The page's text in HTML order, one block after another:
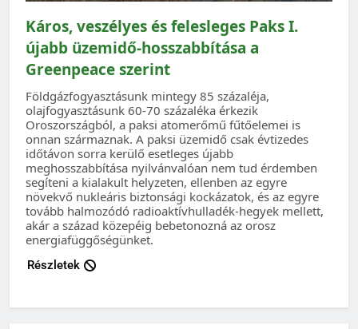
Káros, veszélyes és felesleges Paks I.
újabb üzemidő-hosszabbítása a
Greenpeace szerint
Földgázfogyasztásunk mintegy 85 százaléja,
olajfogyasztásunk 60-70 százaléka érkezik
Oroszországból, a paksi atomerőmű fűtőelemei is
onnan származnak. A paksi üzemidő csak évtizedes
időtávon sorra kerülő esetleges újabb
meghosszabbítása nyilvánvalóan nem tud érdemben
segíteni a kialakult helyzeten, ellenben az egyre
növekvő nukleáris biztonsági kockázatok, és az egyre
tovább halmozódó radioaktívhulladék-hegyek mellett,
akár a század közepéig bebetonozná az orosz
energiafüggőségünket.
Részletek